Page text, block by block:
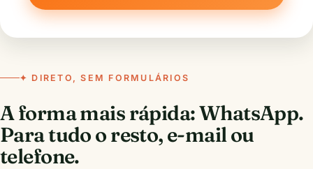
✦ DIRETO, SEM FORMULÁRIOS
A forma mais rápida: WhatsApp.
Para tudo o resto, e-mail ou
telefone.